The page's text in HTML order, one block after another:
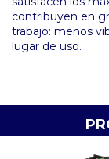
contribuyen en
trabajo: menos
lugar de uso.